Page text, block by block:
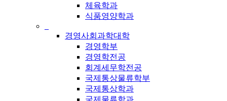
체육학과
식품영양학과
경영사회과학대학
경영학부
경영학전공
회계세무학전공
국제통상물류학부
국제통상학과
국제물류학과